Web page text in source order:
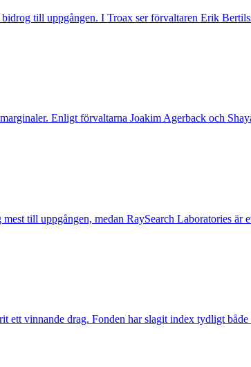
till uppgången. I Troax ser förvaltaren Erik
Enligt förvaltarna Joakim Agerback och
till uppgången, medan RaySearch Laboratories är
vinnande drag. Fonden har slagit index tydligt